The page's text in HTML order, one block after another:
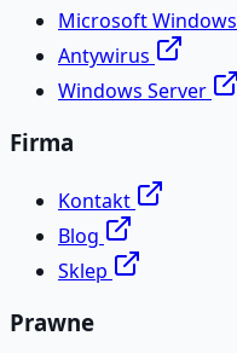
Microsoft Windows
Antywirus
Windows Server
Firma
Kontakt
Blog
Sklep
Prawne